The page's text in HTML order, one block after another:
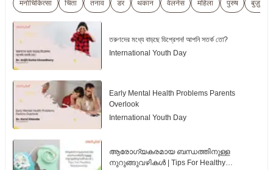
मनोचिकित्सा चिंता तनाव डर थकान वेलनेस महिला पुरुष बुज़ुर्ग
তরুণদের মধ্যে বাড়ছে ডিপ্রেশন! আপনি সতর্ক তো?
International Youth Day
Early Mental Health Problems Parents
Overlook
International Youth Day
ആരോഗ്യകരമായ ബന്ധത്തിനുള്ള
നുറുങ്ങുവഴികൾ | Tips For Healthy